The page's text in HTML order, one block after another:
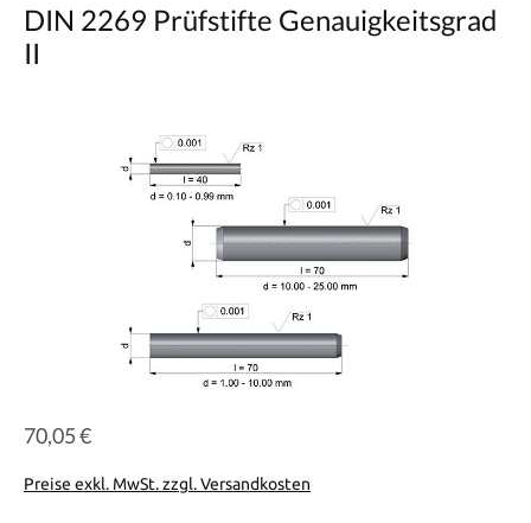
DIN 2269 Prüfstifte Genauigkeitsgrad
II
Bildergalerie überspringen
Regulärer Preis:
70,05 €
Preise exkl. MwSt. zzgl. Versandkosten